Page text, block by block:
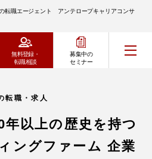
転職エージェント アンテロープキャリアコンサ
無料登録・
転職相談
募集中の
セミナー
転職・求人
以上の歴史を持つ
ングファーム 企業